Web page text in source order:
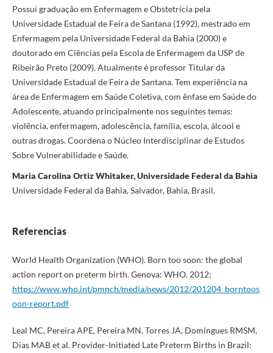
Possui graduação em Enfermagem e Obstetrícia pela
Universidade Estadual de Feira de Santana (1992), mestrado em
Enfermagem pela Universidade Federal da Bahia (2000) e
doutorado em Ciências pela Escola de Enfermagem da USP de
Ribeirão Preto (2009). Atualmente é professor Titular da
Universidade Estadual de Feira de Santana. Tem experiência na
área de Enfermagem em Saúde Coletiva, com ênfase em Saúde do
Adolescente, atuando principalmente nos seguintes temas:
violência, enfermagem, adolescência, família, escola, álcool e
outras drogas. Coordena o Núcleo Interdisciplinar de Estudos
Sobre Vulnerabilidade e Saúde.
Maria Carolina Ortiz Whitaker, Universidade Federal da Bahia
Universidade Federal da Bahia, Salvador, Bahia, Brasil.
Referencias
World Health Organization (WHO). Born too soon: the global
action report on preterm birth. Genova: WHO. 2012;
https://www.who.int/pmnch/media/news/2012/201204_borntoos
oon-report.pdf
Leal MC, Pereira APE, Pereira MN, Torres JA, Domingues RMSM,
Dias MAB et al. Provider-Initiated Late Preterm Births in Brazil: